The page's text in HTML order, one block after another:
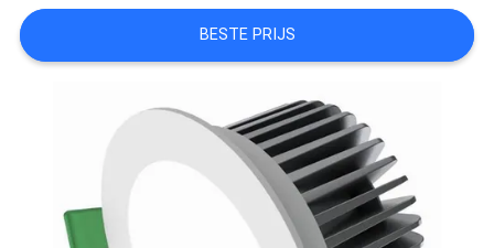
PRIVACY
POLICY
BESTE PRIJS